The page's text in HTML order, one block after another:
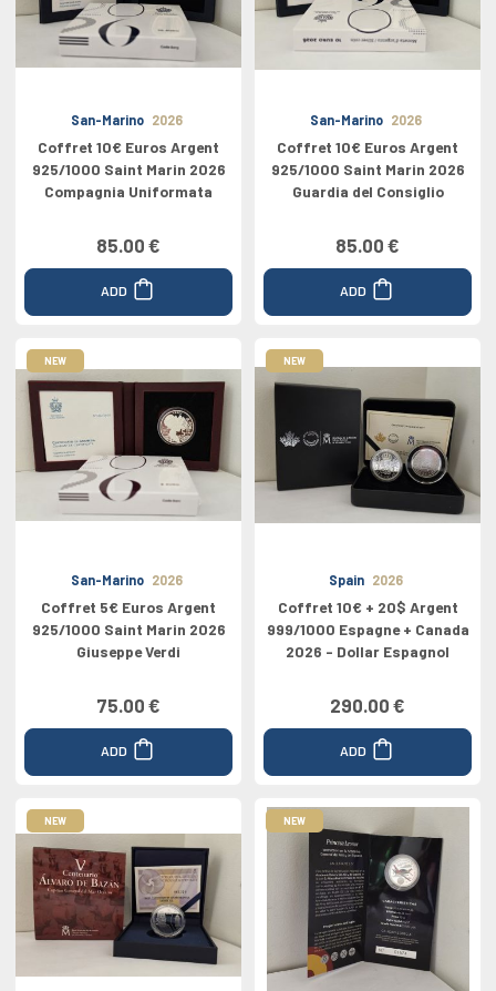
San-Marino 2026
Coffret 10€ Euros Argent
925/1000 Saint Marin 2026
Compagnia Uniformata
85.00 €
ADD
San-Marino 2026
Coffret 10€ Euros Argent
925/1000 Saint Marin 2026
Guardia del Consiglio
85.00 €
ADD
NEW
San-Marino 2026
Coffret 5€ Euros Argent
925/1000 Saint Marin 2026
Giuseppe Verdi
75.00 €
ADD
NEW
Spain 2026
Coffret 10€ + 20$ Argent
999/1000 Espagne + Canada
2026 - Dollar Espagnol
290.00 €
ADD
NEW NEW